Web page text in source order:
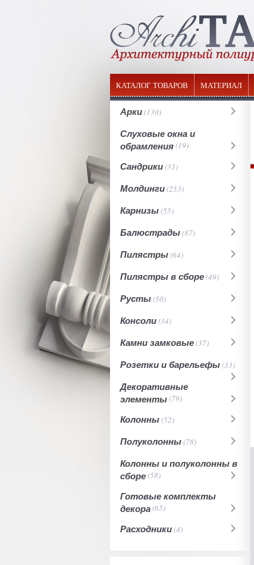
КАТАЛОГ ТОВАРОВ МАТЕРИАЛ
Арки(130)
Слуховые окна и
обрамления(19)
Сандрики(31)
Молдинги(253)
Карнизы(55)
Балюстрады(87)
Пилястры(64)
Пилястры в сборе(49)
Русты(50)
Консоли(34)
Камни замковые(37)
Розетки и барельефы(33)
Декоративные
элементы(79)
Колонны(52)
Полуколонны(78)
Колонны и полуколонны в
сборе(58)
Готовые комплекты
декора(65)
Расходники(4)